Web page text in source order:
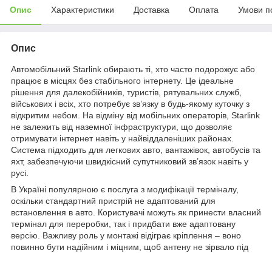
Опис Характеристики Доставка Оплата Умови
Опис
Автомобільний Starlink обирають ті, хто часто подорожує або
працює в місцях без стабільного інтернету. Це ідеальне
рішення для далекобійників, туристів, рятувальних служб,
військових і всіх, хто потребує зв’язку в будь-якому куточку з
відкритим небом. На відміну від мобільних операторів, Starlink
не залежить від наземної інфраструктури, що дозволяє
отримувати інтернет навіть у найвіддаленіших районах.
Система підходить для легкових авто, вантажівок, автобусів та
яхт, забезпечуючи швидкісний супутниковий зв’язок навіть у
русі.
В Україні популярною є послуга з модифікації терміналу,
оскільки стандартний пристрій не адаптований для
встановлення в авто. Користувачі можуть як принести власний
термінал для переробки, так і придбати вже адаптовану
версію. Важливу роль у монтажі відіграє кріплення – воно
повинно бути надійним і міцним, щоб антену не зірвало під